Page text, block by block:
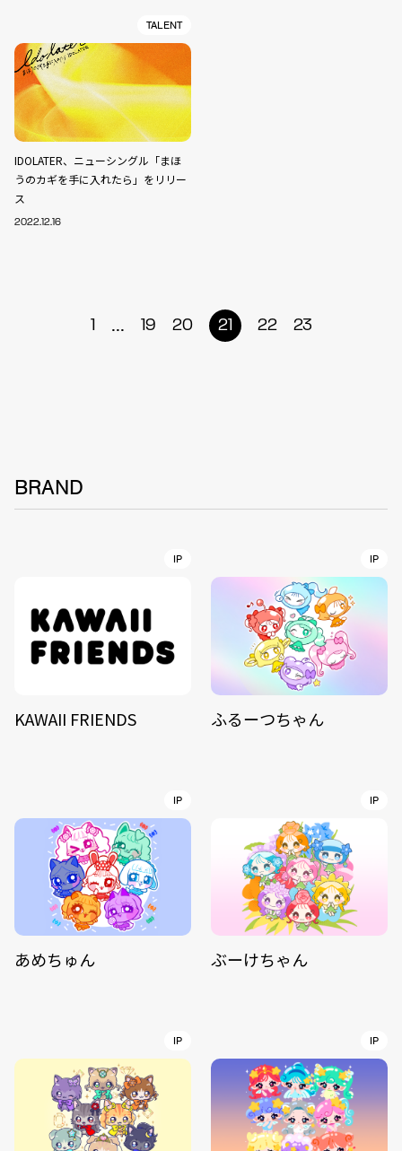
TALENT
IDOLATER、ニューシングル「まほ
うのカギを手に入れたら」をリリー
ス
2022.12.16
1 ... 19 20 21 22 23
BRAND
IP
KAWAII FRIENDS
IP
ふるーつちゃん
IP
あめちゅん
IP
ぶーけちゃん
IP IP